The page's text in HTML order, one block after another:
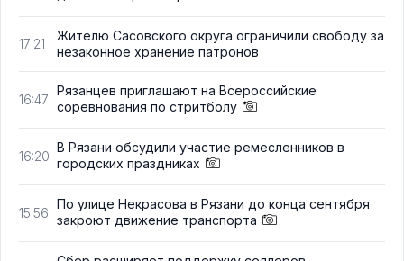
17:21
Жителю Сасовского округа ограничили свободу за
незаконное хранение патронов
16:47
Рязанцев приглашают на Всероссийские
соревнования по стритболу
16:20
В Рязани обсудили участие ремесленников в
городских праздниках
15:56
По улице Некрасова в Рязани до конца сентября
закроют движение транспорта